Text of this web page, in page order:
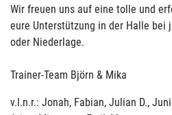
Wir freuen uns auf eine tolle und
eure Unterstützung in der Halle bei
oder Niederlage.
Trainer-Team Björn & Mika
v.l.n.r.: Jonah, Fabian, Julian D.,